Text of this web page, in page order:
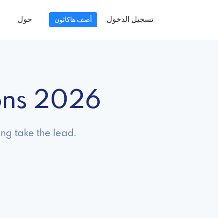
حول أضف هاكاثون تسجيل الدخول
2026
take the lead.